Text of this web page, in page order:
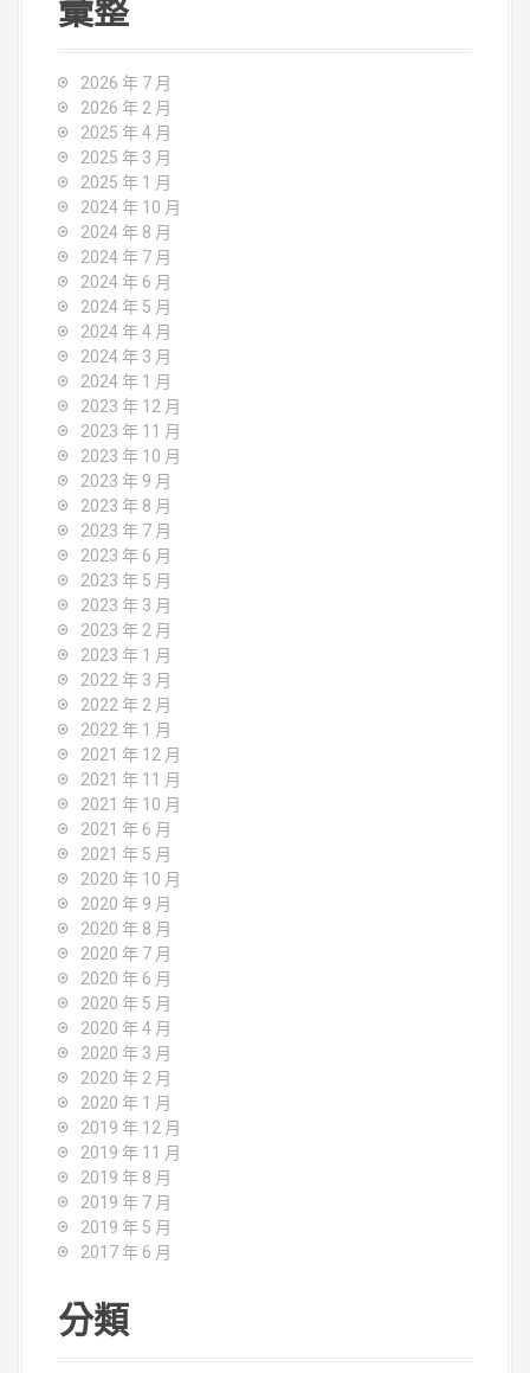
彙整
2026 年 7 月
2026 年 2 月
2025 年 4 月
2025 年 3 月
2025 年 1 月
2024 年 10 月
2024 年 8 月
2024 年 7 月
2024 年 6 月
2024 年 5 月
2024 年 4 月
2024 年 3 月
2024 年 1 月
2023 年 12 月
2023 年 11 月
2023 年 10 月
2023 年 9 月
2023 年 8 月
2023 年 7 月
2023 年 6 月
2023 年 5 月
2023 年 3 月
2023 年 2 月
2023 年 1 月
2022 年 3 月
2022 年 2 月
2022 年 1 月
2021 年 12 月
2021 年 11 月
2021 年 10 月
2021 年 6 月
2021 年 5 月
2020 年 10 月
2020 年 9 月
2020 年 8 月
2020 年 7 月
2020 年 6 月
2020 年 5 月
2020 年 4 月
2020 年 3 月
2020 年 2 月
2020 年 1 月
2019 年 12 月
2019 年 11 月
2019 年 8 月
2019 年 7 月
2019 年 5 月
2017 年 6 月
分類